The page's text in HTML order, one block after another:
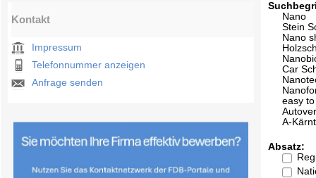
Kontakt
Impressum
Telefonnummer anzeigen
Anfrage senden
Nano
Stein
Nano
Car
easy
A-
Absatz: